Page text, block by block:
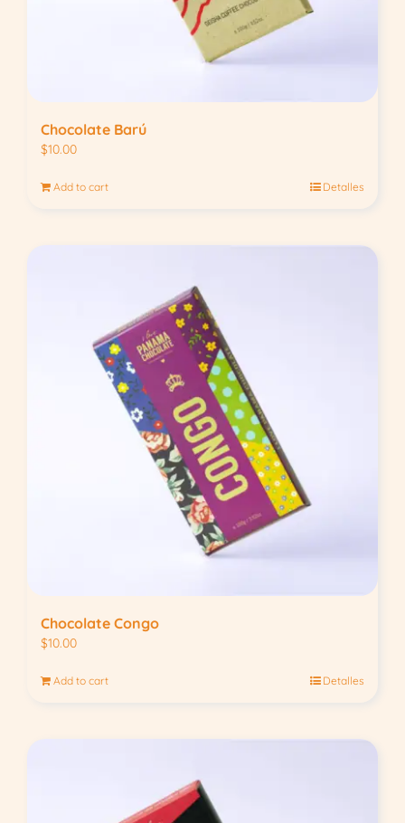
Chocolate Barú
$10.00
Add to cart Detalles
Chocolate Congo
$10.00
Add to cart Detalles